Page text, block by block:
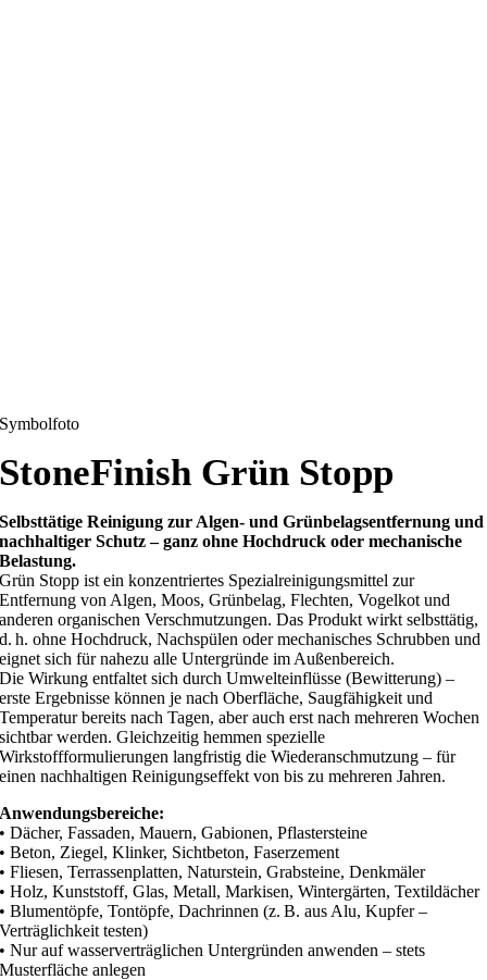
Symbolfoto
StoneFinish Grün Stopp
Selbsttätige Reinigung zur Algen- und Grünbelagsentfernung und
nachhaltiger Schutz – ganz ohne Hochdruck oder mechanische
Belastung.
Grün Stopp ist ein konzentriertes Spezialreinigungsmittel zur
Entfernung von Algen, Moos, Grünbelag, Flechten, Vogelkot und
anderen organischen Verschmutzungen. Das Produkt wirkt selbsttätig,
d. h. ohne Hochdruck, Nachspülen oder mechanisches Schrubben und
eignet sich für nahezu alle Untergründe im Außenbereich.
Die Wirkung entfaltet sich durch Umwelteinflüsse (Bewitterung) –
erste Ergebnisse können je nach Oberfläche, Saugfähigkeit und
Temperatur bereits nach Tagen, aber auch erst nach mehreren Wochen
sichtbar werden. Gleichzeitig hemmen spezielle
Wirkstoffformulierungen langfristig die Wiederanschmutzung – für
einen nachhaltigen Reinigungseffekt von bis zu mehreren Jahren.
Anwendungsbereiche:
• Dächer, Fassaden, Mauern, Gabionen, Pflastersteine
• Beton, Ziegel, Klinker, Sichtbeton, Faserzement
• Fliesen, Terrassenplatten, Naturstein, Grabsteine, Denkmäler
• Holz, Kunststoff, Glas, Metall, Markisen, Wintergärten, Textildächer
• Blumentöpfe, Tontöpfe, Dachrinnen (z. B. aus Alu, Kupfer –
Verträglichkeit testen)
• Nur auf wasserverträglichen Untergründen anwenden – stets
Musterfläche anlegen